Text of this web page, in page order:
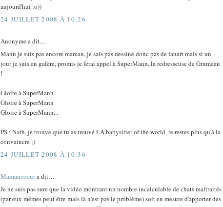
aujourd'hui :o))
24 JUILLET 2008 À 10:26
Anonyme a dit…
Mann je suis pas encore maman, je sais pas dessiné donc pas de fanart mais si un
jour je suis en galère, promis je ferai appel à SuperMann, la redresseuse de Grumeau
!
Gloire à SuperMann
Gloire à SuperMann
Gloire à SuperMann...
PS : Nath, je trouve que tu as trouvé LA babysitter of the world, te restes plus qu'à la
convaincre ;)
24 JUILLET 2008 À 10:36
Mamancoeura dit…
Je ne suis pas sure que la vidéo montrant un nombre incalculable de chats maltraités
(par eux mêmes peut être mais là n'est pas le problème) soit en mesure d'apporter des